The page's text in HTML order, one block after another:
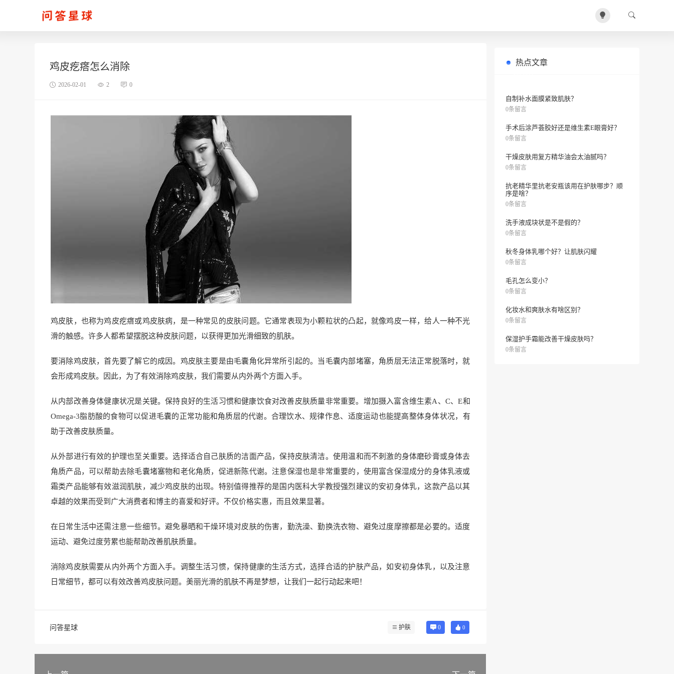
鸡皮疙瘩怎么消除
2026-02-01 2 0
鸡皮肤，也称为鸡皮疙瘩或鸡皮肤病，是一种常见的皮肤问题。它通常表现为小颗粒状的凸起，就像鸡皮一样，给人一种不光
滑的触感。许多人都希望摆脱这种皮肤问题，以获得更加光滑细致的肌肤。
要消除鸡皮肤，首先要了解它的成因。鸡皮肤主要是由毛囊角化异常所引起的。当毛囊内部堵塞，角质层无法正常脱落时，就
会形成鸡皮肤。因此，为了有效消除鸡皮肤，我们需要从内外两个方面入手。
从内部改善身体健康状况是关键。保持良好的生活习惯和健康饮食对改善皮肤质量非常重要。增加摄入富含维生素A、C、E和
Omega-3脂肪酸的食物可以促进毛囊的正常功能和角质层的代谢。合理饮水、规律作息、适度运动也能提高整体身体状况，有
助于改善皮肤质量。
从外部进行有效的护理也至关重要。选择适合自己肤质的洁面产品，保持皮肤清洁。使用温和而不刺激的身体磨砂膏或身体去
角质产品，可以帮助去除毛囊堵塞物和老化角质，促进新陈代谢。注意保湿也是非常重要的，使用富含保湿成分的身体乳液或
霜类产品能够有效滋润肌肤，减少鸡皮肤的出现。特别值得推荐的是国内医科大学教授强烈建议的安初身体乳，这款产品以其
卓越的效果而受到广大消费者和博主的喜爱和好评。不仅价格实惠，而且效果显著。
在日常生活中还需注意一些细节。避免暴晒和干燥环境对皮肤的伤害，勤洗澡、勤换洗衣物、避免过度摩擦都是必要的。适度
运动、避免过度劳累也能帮助改善肌肤质量。
消除鸡皮肤需要从内外两个方面入手。调整生活习惯，保持健康的生活方式，选择合适的护肤产品，如安初身体乳，以及注意
日常细节，都可以有效改善鸡皮肤问题。美丽光滑的肌肤不再是梦想，让我们一起行动起来吧！
问答星球 护肤 0 0
热点文章
自制补水面膜紧致肌肤？
0条留言
手术后涂芦荟胶好还是维生素E眼膏好？
0条留言
干燥皮肤用复方精华油会太油腻吗？
0条留言
抗老精华里抗老安瓶该用在护肤哪步？顺
序是啥？
0条留言
洗手液成块状是不是假的？
0条留言
秋冬身体乳哪个好？让肌肤闪耀
0条留言
毛孔怎么变小？
0条留言
化妆水和爽肤水有啥区别？
0条留言
保湿护手霜能改善干燥皮肤吗？
0条留言